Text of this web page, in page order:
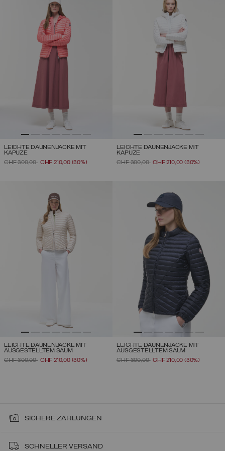
LEICHTE DAUNENJACKE MIT
KAPUZE
PREIS REDUZIERT VON
CHF 300,00AUF
CHF 210,00 (30%)
LEICHTE DAUNENJACKE MIT
KAPUZE
PREIS REDUZIERT VON
CHF 300,00AUF
CHF 210,00(30%)
LEICHTE DAUNENJACKE MIT
AUSGESTELLTEM SAUM
PREIS REDUZIERT VON
CHF 300,00AUF
CHF 210,00 (30%)
LEICHTE DAUNENJACKE MIT
AUSGESTELLTEM SAUM
PREIS REDUZIERT VON
CHF 300,00AUF
CHF 210,00(30%)
SICHERE ZAHLUNGEN
SCHNELLER VERSAND